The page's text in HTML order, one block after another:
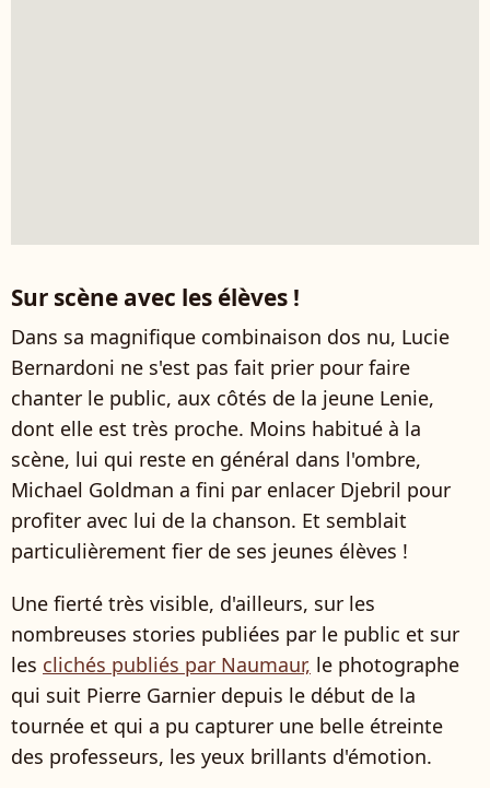
Sur scène avec les élèves !
Dans sa magnifique combinaison dos nu, Lucie
Bernardoni ne s'est pas fait prier pour faire
chanter le public, aux côtés de la jeune Lenie,
dont elle est très proche. Moins habitué à la
scène, lui qui reste en général dans l'ombre,
Michael Goldman a fini par enlacer Djebril pour
profiter avec lui de la chanson. Et semblait
particulièrement fier de ses jeunes élèves !
Une fierté très visible, d'ailleurs, sur les
nombreuses stories publiées par le public et sur
les clichés publiés par Naumaur, le photographe
qui suit Pierre Garnier depuis le début de la
tournée et qui a pu capturer une belle étreinte
des professeurs, les yeux brillants d'émotion.